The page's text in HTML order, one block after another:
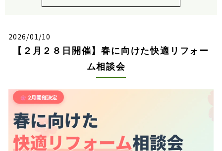
2026/01/10
【２月２８日開催】春に向けた快適リフォー
ム相談会